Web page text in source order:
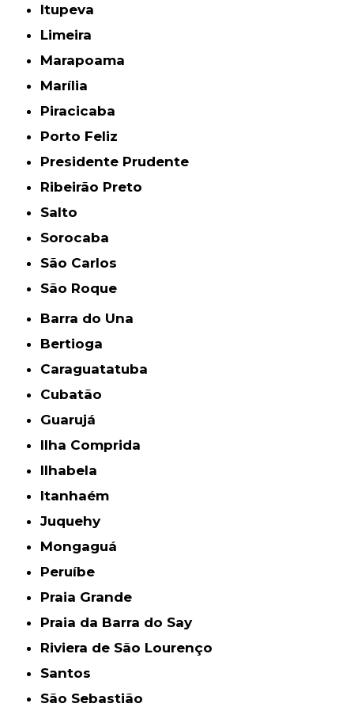
Itupeva
Limeira
Marapoama
Marília
Piracicaba
Porto Feliz
Presidente Prudente
Ribeirão Preto
Salto
Sorocaba
São Carlos
São Roque
Barra do Una
Bertioga
Caraguatatuba
Cubatão
Guarujá
Ilha Comprida
Ilhabela
Itanhaém
Juquehy
Mongaguá
Peruíbe
Praia Grande
Praia da Barra do Say
Riviera de São Lourenço
Santos
São Sebastião